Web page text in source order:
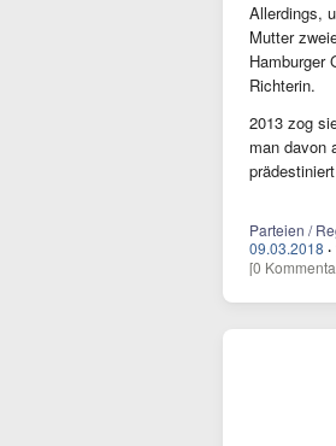
Allerdings,
Mutter
Hamburger
Richterin.
2013 zog
man davon
Parteien /
09.03.2018 ·
[0